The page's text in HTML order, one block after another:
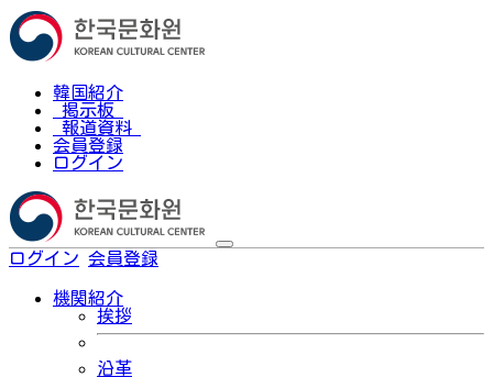
韓国紹介
掲示板
報道資料
会員登録
ログイン
ログイン 会員登録
機関紹介
挨拶
沿革